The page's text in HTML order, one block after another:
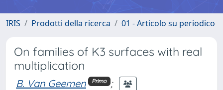
IRIS Prodotti della ricerca 01 - Articolo su periodico
On families of K3 surfaces with real
multiplication
B. Van Geemen Primo ;